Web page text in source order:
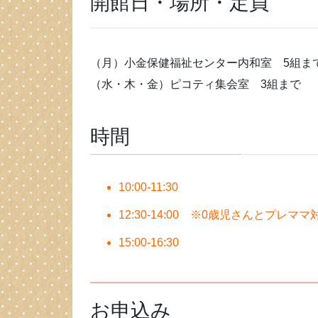
（月）小金保健福祉センター内和室 5組ま
（水・木・金）ピコティ集会室 3組まで
時間
10:00-11:30
12:30-14:00 ※0歳児さんとプレママ
15:00-16:30
お申込み